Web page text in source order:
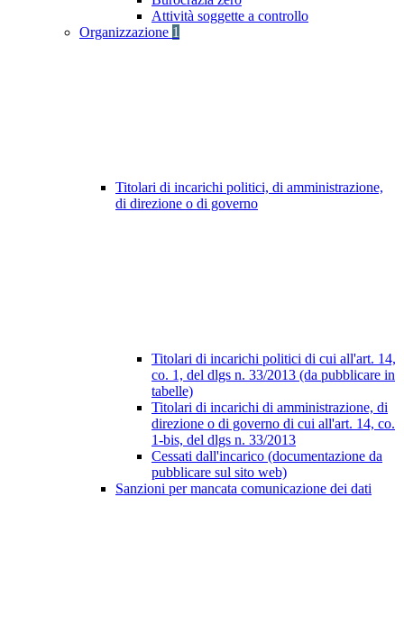
Attività soggette a controllo
Organizzazione 1
Titolari di incarichi politici, di amministrazione,
di direzione o di governo
Titolari di incarichi politici di cui all'art. 14,
co. 1, del dlgs n. 33/2013 (da pubblicare in
tabelle)
Titolari di incarichi di amministrazione, di
direzione o di governo di cui all'art. 14, co.
1-bis, del dlgs n. 33/2013
Cessati dall'incarico (documentazione da
pubblicare sul sito web)
Sanzioni per mancata comunicazione dei dati